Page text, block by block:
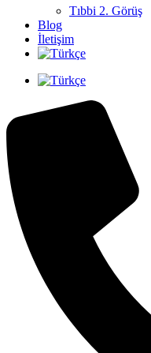
Tıbbi 2. Görüş
Blog
İletişim